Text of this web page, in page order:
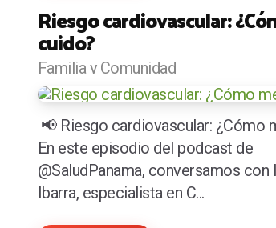
Riesgo cardiovascular:
cuido?
Familia y Comunidad
📢 Riesgo cardiovascular: ¿Cómo
En este episodio del podcast de
@SaludPanama, conversamos con
Ibarra, especialista en C...